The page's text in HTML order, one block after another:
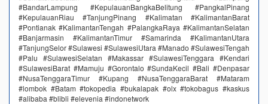
#BandarLampung #KepulauanBangkaBelitung #PangkalPinang
#KepulauanRiau #TanjungPinang #Kalimatan #KalimantanBarat
#Pontianak #KalimantanTengah #PalangkaRaya #KalimantanSelatan
#Banjarmasin #KalimantanTimur #Samarinda #KalimantanUtara
#TanjungSelor #Sulawesi #SulawesiUtara #Manado #SulawesiTengah
#Palu #SulawesiSelatan #Makassar #SulawesiTenggara #Kendari
#SulawesiBarat #Mamuju #Gorontalo #SundaKecil #Bali #Denpasar
#NusaTenggaraTimur #Kupang #NusaTenggaraBarat #Mataram
#lombok #Batam #tokopedia #bukalapak #olx #tokobagus #kaskus
#alibaba #blibli #elevenia #indonetwork